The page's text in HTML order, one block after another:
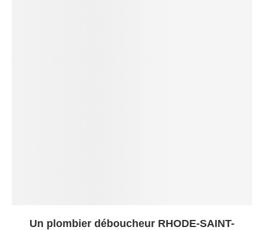
Un plombier déboucheur RHODE-SAINT-